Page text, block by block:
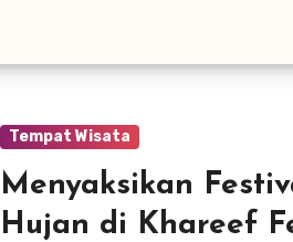
Tempat Wisata
Menyaksikan
Hujan di Khareef